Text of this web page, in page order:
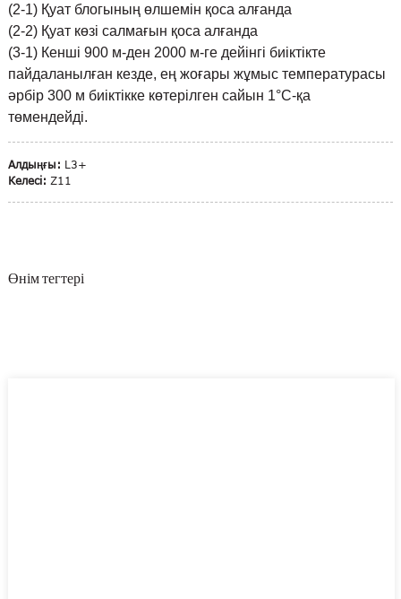
(2-1) Қуат блогының өлшемін қоса алғанда
(2-2) Қуат көзі салмағын қоса алғанда
(3-1) Кенші 900 м-ден 2000 м-ге дейінгі биіктікте
пайдаланылған кезде, ең жоғары жұмыс температурасы
әрбір 300 м биіктікке көтерілген сайын 1°C-қа
төмендейді.
Алдыңғы: L3+
Келесі: Z11
Өнім тегтері